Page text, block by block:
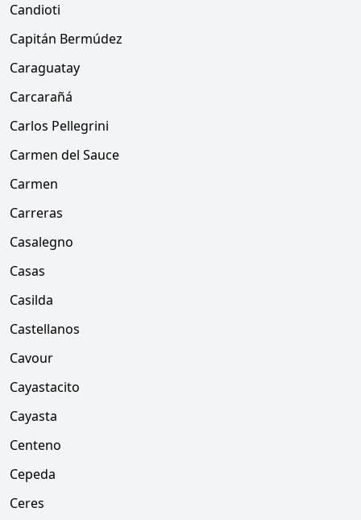
Candioti
Capitán Bermúdez
Caraguatay
Carcarañá
Carlos Pellegrini
Carmen del Sauce
Carmen
Carreras
Casalegno
Casas
Casilda
Castellanos
Cavour
Cayastacito
Cayasta
Centeno
Cepeda
Ceres